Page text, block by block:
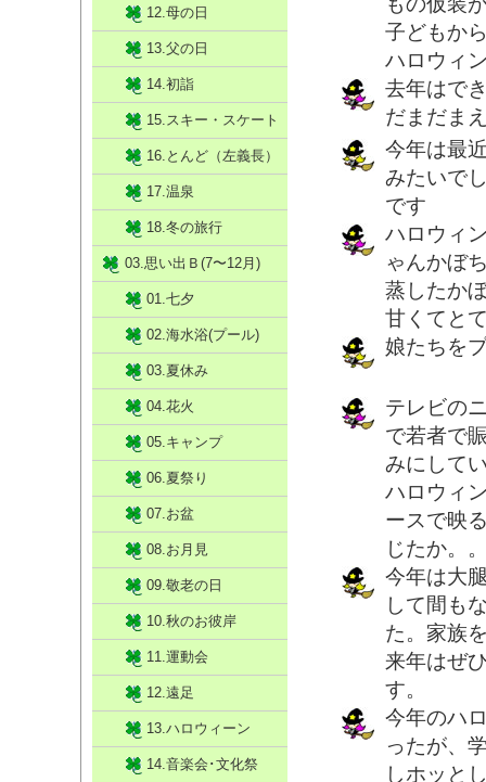
子どもか
ハロウィ
去年はで
だまだま
今年は最
みたいで
です
ハロウィ
ゃんかぼ
蒸したか
甘くてと
娘たちを
テレビの
で若者で
みにして
ハロウィ
ースで映
じたか。
今年は大
して間も
た。家族
来年はぜ
す。
今年のハ
ったが、
しホッと
12.母の日
13.父の日
14.初詣
15.スキー・スケート
16.とんど（左義長）
17.温泉
18.冬の旅行
03.思い出Ｂ(7〜12月)
01.七夕
02.海水浴(プール)
03.夏休み
04.花火
05.キャンプ
06.夏祭り
07.お盆
08.お月見
09.敬老の日
10.秋のお彼岸
11.運動会
12.遠足
13.ハロウィーン
14.音楽会･文化祭